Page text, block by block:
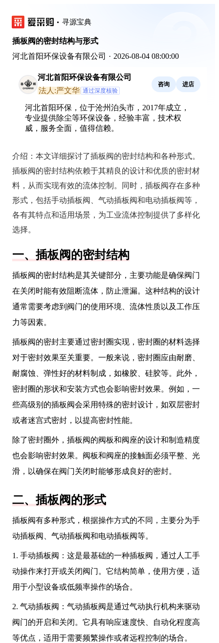
寻源宝典
插板阀的密封结构与形式
河北首阳环保设备有限公司 · 2026-08-04 08:00:00
河北首阳环保设备有限公司
法人:严文华 通过深度核验
咨询 进店
河北首阳环保，位于沧州泊头市，2017年成立，
专业提供除尘等环保设备，经验丰富，技术权
威，服务全面，值得信赖。
介绍： 本文详细探讨了插板阀的密封结构和各种形式。
插板阀的密封结构依赖于其精良的设计和优质的密封材
料，从而实现有效的流体控制。同时，插板阀存在多种
形式，包括手动插板阀、气动插板阀和电动插板阀等，
各有其特点和适用场景，为工业流体控制提供了多样化
选择。
一、插板阀的密封结构
插板阀的密封结构是其关键部分，主要功能是确保阀门
在关闭时能有效阻断流体，防止泄漏。这种结构的设计
通常需要考虑到阀门的使用环境、流体性质以及工作压
力等因素。
插板阀的密封主要通过密封圈实现，密封圈的材料选择
对于密封效果至关重要。一般来说，密封圈应由耐磨、
耐腐蚀、弹性好的材料制成，如橡胶、硅胶等。此外，
密封圈的形状和安装方式也会影响密封效果。例如，一
些高级别的插板阀会采用特殊的密封设计，如双层密封
或者迷宫式密封，以提高密封性能。
除了密封圈外，插板阀的阀板和阀座的设计和制造精度
也会影响密封效果。阀板和阀座的接触面必须平整、光
滑，以确保在阀门关闭时能够形成良好的密封。
二、插板阀的形式
插板阀有多种形式，根据操作方式的不同，主要分为手
动插板阀、气动插板阀和电动插板阀等。
1. 手动插板阀：这是最基础的一种插板阀，通过人工手
动操作来打开或关闭阀门。它结构简单，使用方便，适
用于小型设备或低频率操作的场合。
2. 气动插板阀：气动插板阀是通过气动执行机构来驱动
阀门的开启和关闭。它具有响应速度快、自动化程度高
等优点，适用于需要频繁操作或者远程控制的场合。